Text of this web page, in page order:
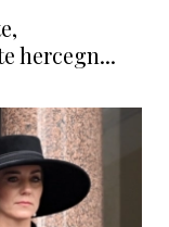
hercegn...